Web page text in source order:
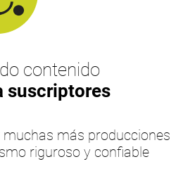
contenido
suscriptores
más producciones
riguroso y confiable